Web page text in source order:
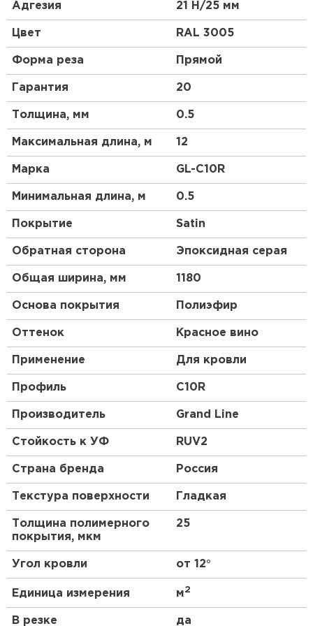
чем другие виды профнастила. Благодаря
высоте профиля этот материал будет органично
смотреться на крыше любой сложности.
Адгезия 21 Н/25 мм
Цвет RAL 3005
Форма реза Прямой
Гарантия 20
Толщина, мм 0.5
Максимальная длина, м 12
Марка GL-С10R
Минимальная длина, м 0.5
Покрытие Satin
Обратная сторона Эпоксидная серая
Общая ширина, мм 1180
Основа покрытия Полиэфир
Оттенок Красное вино
Применение Для кровли
Профиль C10R
Производитель Grand Line
Стойкость к УФ RUV2
Страна бренда Россия
Текстура поверхности Гладкая
Толщина полимерного
покрытия, мкм
25
Угол кровли от 12°
Единица измерения м2
В резке да